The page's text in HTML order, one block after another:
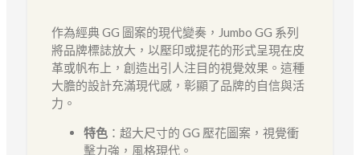
作為經典 GG 圖案的現代變奏，Jumbo GG 系列
將品牌標誌放大，以壓印或提花的形式呈現在皮
革或帆布上，創造出引人注目的視覺效果。這種
大膽的設計充滿現代感，彰顯了品牌的自信與活
力。
特色 ：超大尺寸的 GG 壓花圖案，視覺衝
擊力強，風格現代。